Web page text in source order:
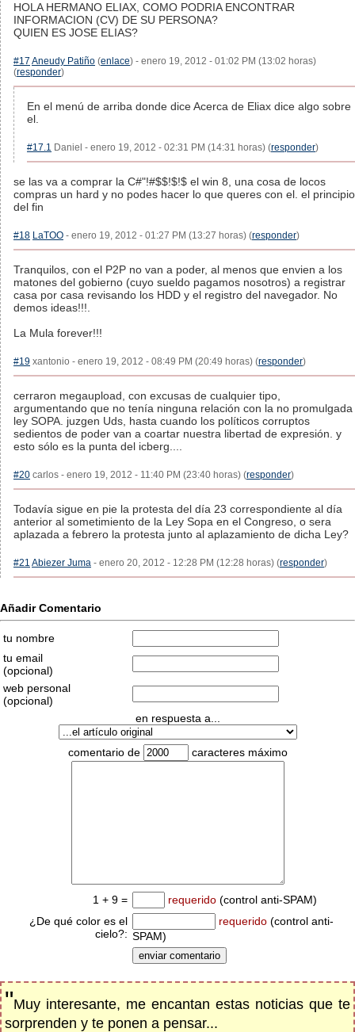
HOLA HERMANO ELIAX, COMO PODRIA ENCONTRAR
INFORMACION (CV) DE SU PERSONA?
QUIEN ES JOSE ELIAS?
#17 Aneudy Patiño (enlace) - enero 19, 2012 - 01:02 PM (13:02 horas)
(responder)
En el menú de arriba donde dice Acerca de Eliax dice algo sobre
el.
#17.1 Daniel - enero 19, 2012 - 02:31 PM (14:31 horas) (responder)
se las va a comprar la C#"!#$$!$!$ el win 8, una cosa de locos
compras un hard y no podes hacer lo que queres con el. el principio
del fin
#18 LaTOO - enero 19, 2012 - 01:27 PM (13:27 horas) (responder)
Tranquilos, con el P2P no van a poder, al menos que envien a los
matones del gobierno (cuyo sueldo pagamos nosotros) a registrar
casa por casa revisando los HDD y el registro del navegador. No
demos ideas!!!.
La Mula forever!!!
#19 xantonio - enero 19, 2012 - 08:49 PM (20:49 horas) (responder)
cerraron megaupload, con excusas de cualquier tipo,
argumentando que no tenía ninguna relación con la no promulgada
ley SOPA. juzgen Uds, hasta cuando los políticos corruptos
sedientos de poder van a coartar nuestra libertad de expresión. y
esto sólo es la punta del icberg....
#20 carlos - enero 19, 2012 - 11:40 PM (23:40 horas) (responder)
Todavía sigue en pie la protesta del día 23 correspondiente al día
anterior al sometimiento de la Ley Sopa en el Congreso, o sera
aplazada a febrero la protesta junto al aplazamiento de dicha Ley?
#21 Abiezer Juma - enero 20, 2012 - 12:28 PM (12:28 horas) (responder)
Añadir Comentario
tu nombre
tu email
(opcional)
web personal
(opcional)
en respuesta a...
comentario de caracteres máximo
1 + 9 = requerido (control anti-SPAM)
¿De qué color es el
cielo?:
requerido (control anti-
SPAM)
"Muy interesante, me encantan estas noticias que te
sorprenden y te ponen a pensar...